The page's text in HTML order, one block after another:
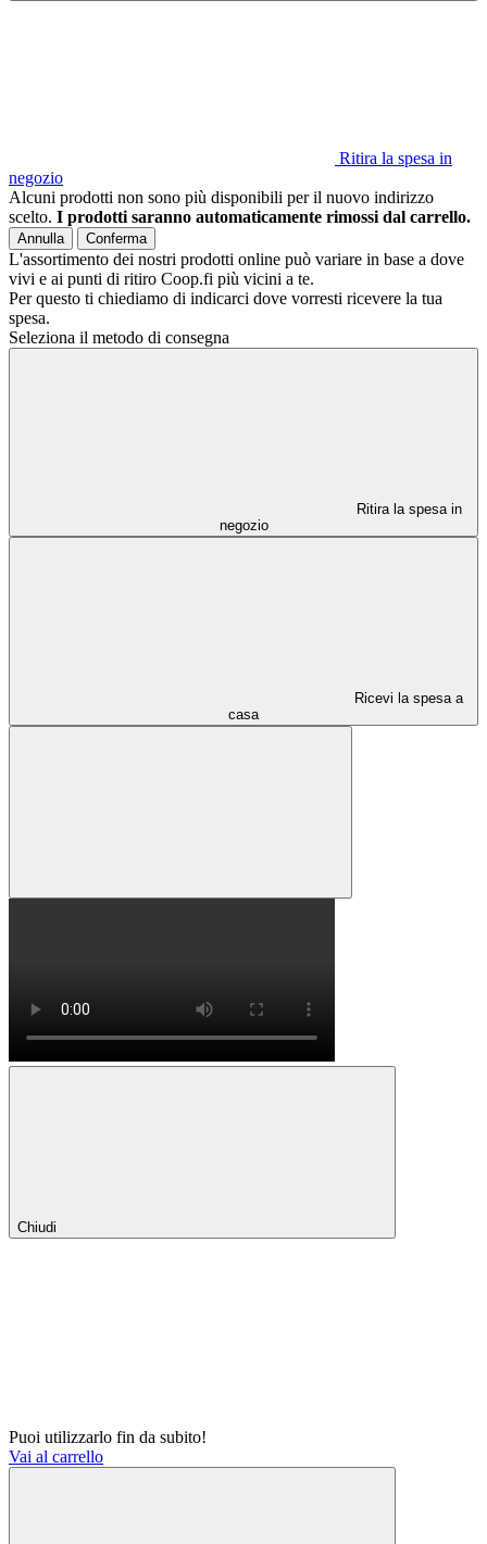
Ritira la spesa in
negozio
Alcuni prodotti non sono più disponibili per il nuovo indirizzo
scelto. I prodotti saranno automaticamente rimossi dal carrello.
Annulla Conferma
L'assortimento dei nostri prodotti online può variare in base a dove
vivi e ai punti di ritiro Coop.fi più vicini a te.
Per questo ti chiediamo di indicarci dove vorresti ricevere la tua
spesa.
Seleziona il metodo di consegna
Ritira la spesa in
negozio
Ricevi la spesa a
casa
Chiudi
Puoi utilizzarlo fin da subito!
Vai al carrello